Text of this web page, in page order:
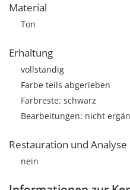
Material
Ton
Erhaltung
vollständig
Farbe teils abgerieben
Farbreste: schwarz
Bearbeitungen: nicht
Restauration und Analyse
nein